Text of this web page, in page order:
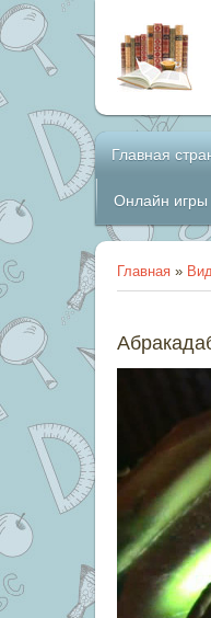
Главная
Онлайн игры
Главная »